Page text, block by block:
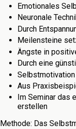
Emotionales
Neuronale
Durch
Meilensteine
Ängste in
Durch eine
Aus
Im Seminar das
erstellen
Methode: Das